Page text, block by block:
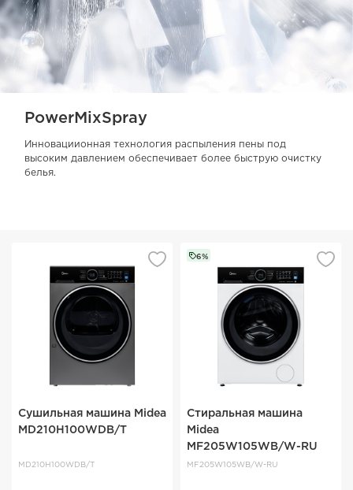
PowerMixSpray
Инновациионная технология распыления пены под
высоким давлением обеспечивает более быструю очистку
белья.
Сушильная машина Midea
MD210H100WDB/T
MD210H100WDB/T
6%
Стиральная машина
Midea
MF205W105WB/W-RU
MF205W105WB/W-RU